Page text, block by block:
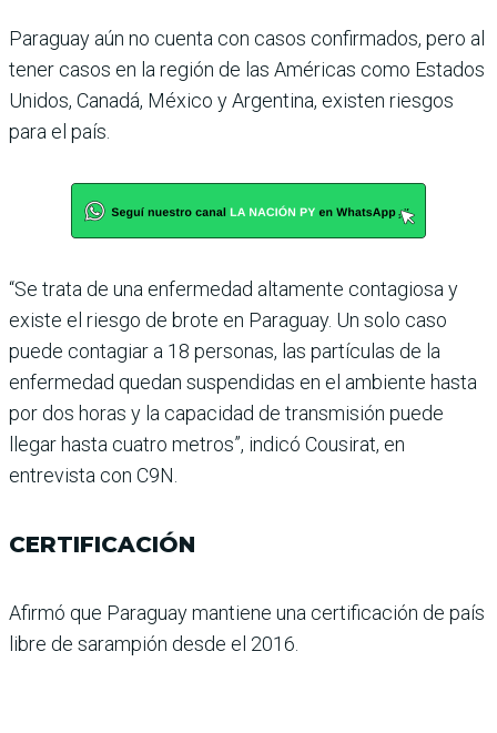
Paraguay aún no cuenta con casos confirmados, pero al
tener casos en la región de las Américas como Estados
Unidos, Canadá, México y Argentina, existen riesgos
para el país.
“Se trata de una enferme­dad altamente contagiosa y
existe el riesgo de brote en Paraguay. Un solo caso
puede contagiar a 18 per­sonas, las partículas de la
enfermedad quedan sus­pendidas en el ambiente hasta
por dos horas y la capacidad de transmisión puede
llegar hasta cuatro metros”, indicó Cousirat, en
entrevista con C9N.
CERTIFICACIÓN
Afirmó que Paraguay man­tiene una certificación de país
libre de sarampión desde el 2016.